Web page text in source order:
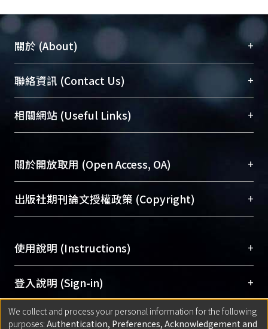
關於 (About) +
臺大位居世界頂尖大學之列，為永久珍藏及向國際
展現本校豐碩的研究成果及學術能量，圖書館整合
機構典藏（NTUR）與學術庫（AH）不同功能平
台，成為臺大學術典藏NTU scholars。期能整合研
成果。
To permanently archive and promote researcher
profiles and scholarly works, Library integrates the
services of “NTU Repository” with “Academic
聯絡資訊 (Contact Us) +
總館學科館員(Main Library)
醫學圖書館學科館員(Medical Library)
Sciences Library)
相關網站 (Useful Links) +
關於開放取用 (Open Access, OA) +
開放取用是從使用者角度提升資訊取用性的社會運
動，應用在學術研究上是透過將研究著作公開供使
用逐年攀升。同時可加速研究發展、提升研究影響
Archive）平台。 （點選深入了解OA）
出版社期刊論文授權政策 (Copyright) +
含部分內容的版權非匯入者所有，或由第三方贊
助與合作完成，請確認該版權所有者及第三方同
意提供此授權。
Please represent that the submission is your
original work, and that you have the right to
使用說明 (Instructions) +
網站簡介(Quickstart Guide)
使用手冊(Instruction Manual)
線上預約服務(Booking Service)
登入說明 (Sign-in) +
方案一：臺灣大學計算機中心帳號登入
匯入著作 (Submission) +
We collect and process your personal information for the following
purposes: Authentication, Preferences, Acknowledgement and